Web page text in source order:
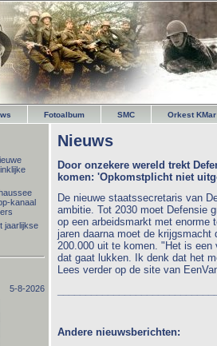
Fotoalbum SMC Orkest KMar
Nieuws
Door onzekere wereld trekt
komen: 'Opkomstplicht niet
De nieuwe staatssecretaris van
ambitie. Tot 2030 moet Defensie
op een arbeidsmarkt met enorme
jaren daarna moet de krijgsmacht
200.000 uit te komen. "Het is
dat gaat lukken. Ik denk dat het
Lees verder op de site van
Andere nieuwsberichten:
kanaal
jaarlijkse
5-8-2026